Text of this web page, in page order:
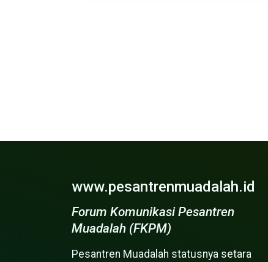
www.pesantrenmuadalah.id
Forum Komunikasi Pesantren
Muadalah (FKPM)
Pesantren Muadalah statusnya setara